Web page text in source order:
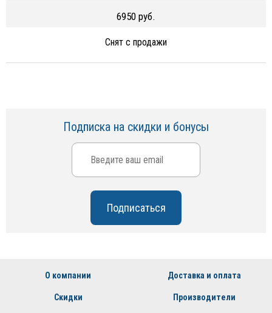
6950 руб.
Снят с продажи
Подписка на скидки и бонусы
О компании Доставка и оплата
Скидки Производители